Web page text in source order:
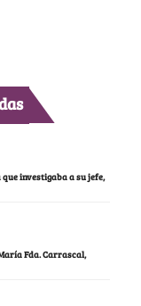
investigaba a su jefe,
Fda. Carrascal,